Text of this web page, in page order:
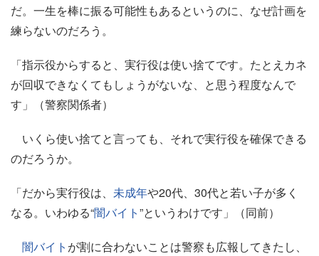
だ。一生を棒に振る可能性もあるというのに、なぜ計画を
練らないのだろう。
「指示役からすると、実行役は使い捨てです。たとえカネ
が回収できなくてもしょうがないな、と思う程度なんで
す」（警察関係者）
いくら使い捨てと言っても、それで実行役を確保できる
のだろうか。
「だから実行役は、 未成年や20代、30代と若い子が多く
なる。いわゆる“闇バイト”というわけです」（同前）
闇バイト が割に合わないことは警察も広報してきたし、